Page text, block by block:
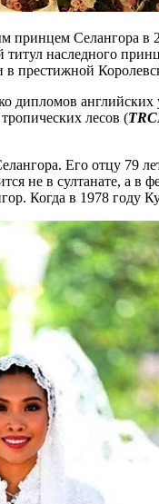
принцем Селангора в
титул наследного
дипломов
лесов (
Его отцу 79
не в султанате, а в
Когда в 1978